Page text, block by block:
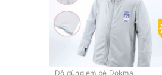
Đồ dùng em bé Dokma